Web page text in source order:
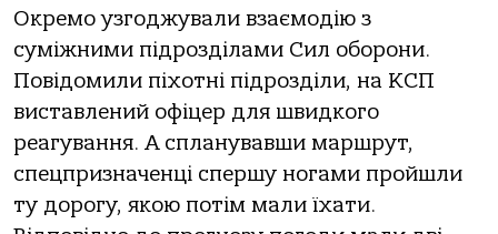
Окремо узгоджували взаємодію з
суміжними підрозділами Сил оборони.
Повідомили піхотні підрозділи, на КСП
виставлений офіцер для швидкого
реагування. А спланувавши маршрут,
спецпризначенці спершу ногами пройшли
ту дорогу, якою потім мали їхати.